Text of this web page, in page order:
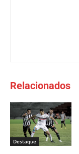
Relacionados
Destaque